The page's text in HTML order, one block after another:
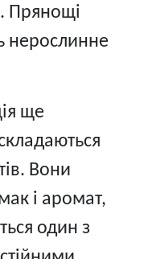
Прянощі
нерослинне
ще
Вони
і аромат,
один з